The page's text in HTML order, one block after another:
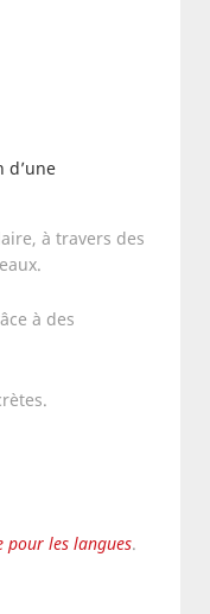
d’une
à travers des
à des
pour les langues.